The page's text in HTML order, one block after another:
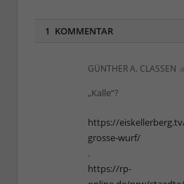
1 KOMMENTAR
GÜNTHER A. CLASSEN
„Kalle“?
https://
grosse-wurf/
.
https://rp-